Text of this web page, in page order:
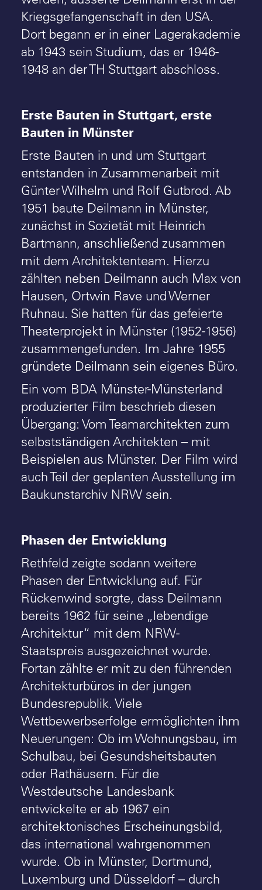
Kriegsgefangenschaft in den USA.
Dort begann er in einer Lagerakademie
ab 1943 sein Studium, das er 1946-
1948 an der TH Stuttgart abschloss.
Erste Bauten in Stuttgart, erste
Bauten in Münster
Erste Bauten in und um Stuttgart
entstanden in Zusammenarbeit mit
Günter Wilhelm und Rolf Gutbrod. Ab
1951 baute Deilmann in Münster,
zunächst in Sozietät mit Heinrich
Bartmann, anschließend zusammen
mit dem Architektenteam. Hierzu
zählten neben Deilmann auch Max von
Hausen, Ortwin Rave und Werner
Ruhnau. Sie hatten für das gefeierte
Theaterprojekt in Münster (1952-1956)
zusammengefunden. Im Jahre 1955
gründete Deilmann sein eigenes Büro.
Ein vom BDA Münster-Münsterland
produzierter Film beschrieb diesen
Übergang: Vom Teamarchitekten zum
selbstständigen Architekten – mit
Beispielen aus Münster. Der Film wird
auch Teil der geplanten Ausstellung im
Baukunstarchiv NRW sein.
Phasen der Entwicklung
Rethfeld zeigte sodann weitere
Phasen der Entwicklung auf. Für
Rückenwind sorgte, dass Deilmann
bereits 1962 für seine „lebendige
Architektur“ mit dem NRW-
Staatspreis ausgezeichnet wurde.
Fortan zählte er mit zu den führenden
Architekturbüros in der jungen
Bundesrepublik. Viele
Wettbewerbserfolge ermöglichten ihm
Neuerungen: Ob im Wohnungsbau, im
Schulbau, bei Gesundsheitsbauten
oder Rathäusern. Für die
Westdeutsche Landesbank
entwickelte er ab 1967 ein
architektonisches Erscheinungsbild,
das international wahrgenommen
wurde. Ob in Münster, Dortmund,
Luxemburg und Düsseldorf – durch